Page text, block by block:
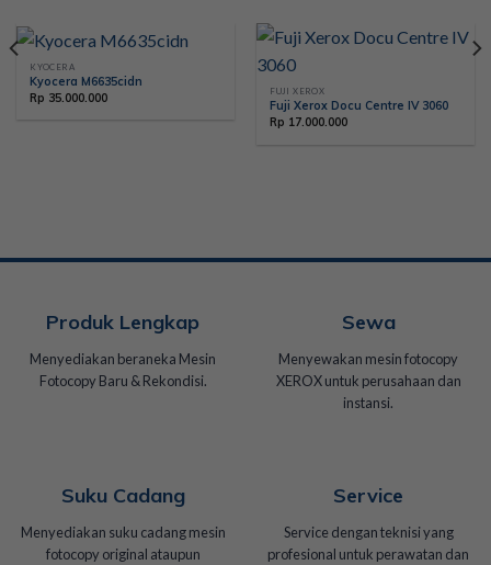
KYOCERA
Kyocera M6635cidn
Rp 35.000.000 FUJI XEROX
Fuji Xerox Docu Centre IV 3060
Rp 17.000.000
Produk Lengkap
Menyediakan beraneka Mesin
Fotocopy Baru & Rekondisi.
Sewa
Menyewakan mesin fotocopy
XEROX untuk perusahaan dan
instansi.
Suku Cadang
Menyediakan suku cadang mesin
fotocopy original ataupun
Service
Service dengan teknisi yang
profesional untuk perawatan dan